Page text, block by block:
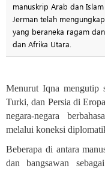
manuskrip Arab dan
Jerman telah
yang beraneka ragam
dan Afrika Utara.
Menurut Iqna mengutip
Turki, dan Persia di
negara-negara
melalui koneksi
Beberapa di antara
dan bangsawan